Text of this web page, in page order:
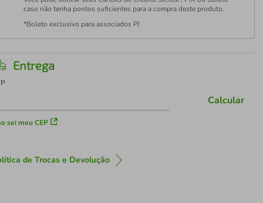
caso não tenha pontos suficientes para a compra deste produto.
*Boleto exclusivo para associados PJ
Entrega
sei meu CEP
Calcular
de Trocas e Devolução